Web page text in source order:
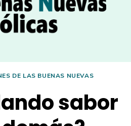
DE LAS BUENAS NUEVAS
sabor